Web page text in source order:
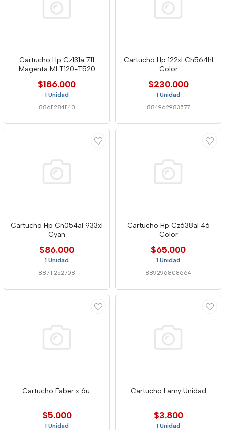
Cartucho Hp Cz131a 711
Magenta Ml T120-T520
$186.000
1 Unidad
886112841140
Cartucho Hp 122xl Ch564hl
Color
$230.000
1 Unidad
884962983577
Cartucho Hp Cn054al 933xl
Cyan
$86.000
1 Unidad
887111252708
Cartucho Hp Cz638al 46
Color
$65.000
1 Unidad
889296808664
Cartucho Faber x 6u.
$5.000
1 Unidad
Cartucho Lamy Unidad
$3.800
1 Unidad